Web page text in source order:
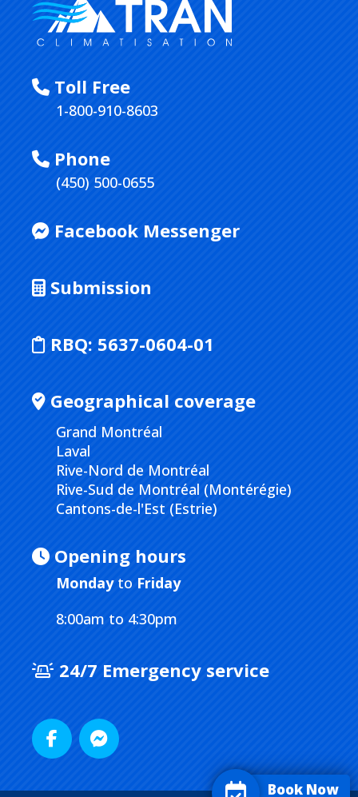
Toll Free
1-800-910-8603
Phone
(450) 500-0655
Facebook Messenger
Submission
RBQ: 5637-0604-01
Geographical coverage
Grand Montréal
Laval
Rive-Nord de Montréal
Rive-Sud de Montréal (Montérégie)
Cantons-de-l'Est (Estrie)
Opening hours
Mondayto Friday
8:00am to 4:30pm
24/7 Emergency service
Book Now